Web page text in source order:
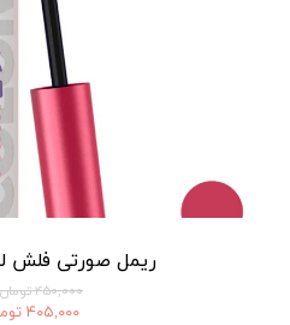
ریمل صورتی فلش
۴۵۰,۰۰۰ تومان
۴۰۵,۰۰۰ تومان